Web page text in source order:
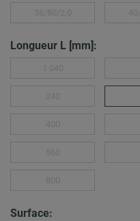
Longueur L [mm]:
Surface: